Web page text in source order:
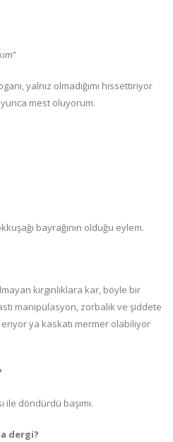
yalnız olmadığımı hissettiriyor
mest oluyorum.
bayrağının olduğu eylem.
kırgınlıklara kar, böyle bir
manipülasyon, zorbalık ve şiddete
ya kaskatı mermer olabiliyor
ile döndürdü başımı.
dergi?